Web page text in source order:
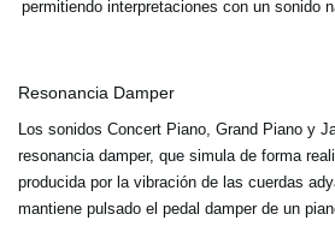
permitiendo interpretaciones con un sonido
Resonancia Damper
Los sonidos Concert Piano, Grand Piano y
resonancia damper, que simula de forma
producida por la vibración de las cuerdas
mantiene pulsado el pedal damper de un